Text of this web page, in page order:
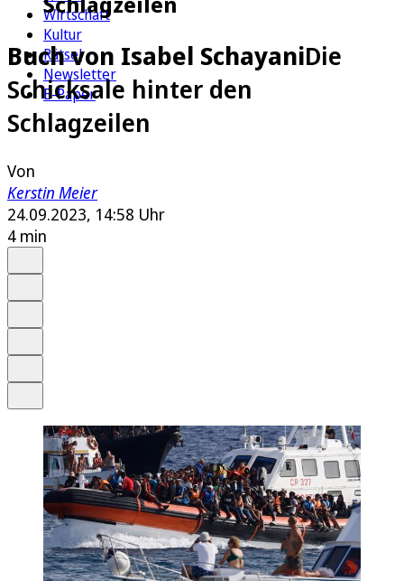
Wirtschaft
Kultur
Rätsel
Newsletter
E-Paper
Buch von Isabel SchayaniDie
Schicksale hinter den
Schlagzeilen
Von
Kerstin Meier
24.09.2023, 14:58 Uhr
4 min